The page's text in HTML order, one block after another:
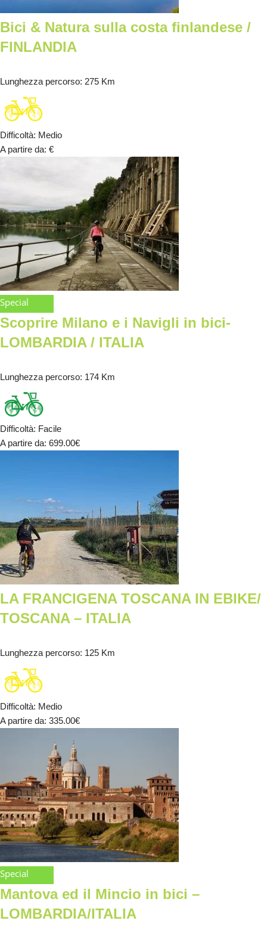
Bici & Natura sulla costa finlandese /
FINLANDIA
Lunghezza percorso: 275 Km
Difficoltà: Medio
A partire da: €
Special
Scoprire Milano e i Navigli in bici-
LOMBARDIA / ITALIA
Lunghezza percorso: 174 Km
Difficoltà: Facile
A partire da: 699.00€
LA FRANCIGENA TOSCANA IN EBIKE/
TOSCANA – ITALIA
Lunghezza percorso: 125 Km
Difficoltà: Medio
A partire da: 335.00€
Special
Mantova ed il Mincio in bici –
LOMBARDIA/ITALIA